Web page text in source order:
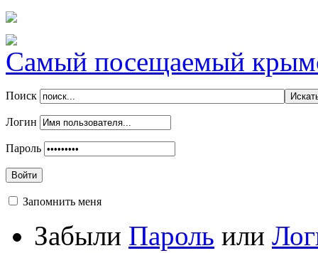
Самый посещаемый
Поиск
Логин
Пароль
Войти
Запомнить меня
Забыли Пароль или